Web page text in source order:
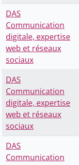
DAS
Communication
digitale, expertise
web et réseaux
sociaux
DAS
Communication
digitale, expertise
web et réseaux
sociaux
DAS
Communication